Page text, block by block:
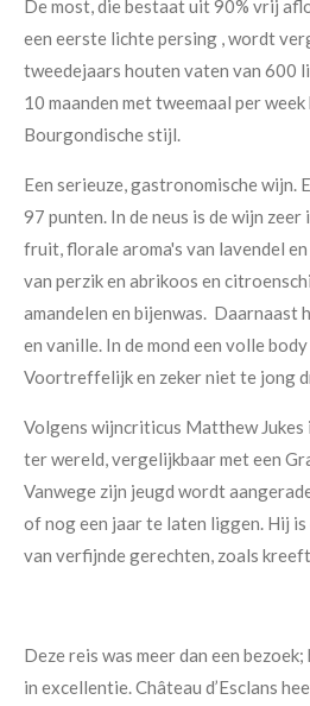
De most, die bestaat uit 90% vrij
een eerste lichte persing , wordt
tweedejaars houten vaten van 600
10 maanden met tweemaal per
Bourgondische stijl.
Een serieuze, gastronomische wijn.
97 punten. In de neus is de wijn
fruit, florale aroma's van lavendel
van perzik en abrikoos en
amandelen en bijenwas. Daarnaast
en vanille. In de mond een volle
Voortreffelijk en zeker niet te jong
Volgens wijncriticus Matthew Jukes
ter wereld, vergelijkbaar met een
Vanwege zijn jeugd wordt
of nog een jaar te laten liggen. Hij
van verfijnde gerechten, zoals
Deze reis was meer dan een
in excellentie. Château d’Esclans